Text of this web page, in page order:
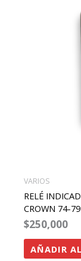
VARIOS
RELÉ
CROWN 74-79
$250,000
AÑADIR